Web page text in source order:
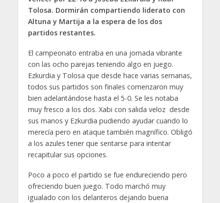
Tolosa. Dormirán compartiendo liderato con
Altuna y Martija a la espera de los dos
partidos restantes.
El campeonato entraba en una jornada vibrante
con las ocho parejas teniendo algo en juego.
Ezkurdia y Tolosa que desde hace varias semanas,
todos sus partidos son finales comenzaron muy
bien adelantándose hasta el 5-0. Se les notaba
muy fresco a los dos. Xabi con salida veloz desde
sus manos y Ezkurdia pudiendo ayudar cuando lo
merecía pero en ataque también magnífico. Obligó
a los azules tener que sentarse para intentar
recapitular sus opciones.
Poco a poco el partido se fue endureciendo pero
ofreciendo buen juego. Todo marchó muy
igualado con los delanteros dejando buena